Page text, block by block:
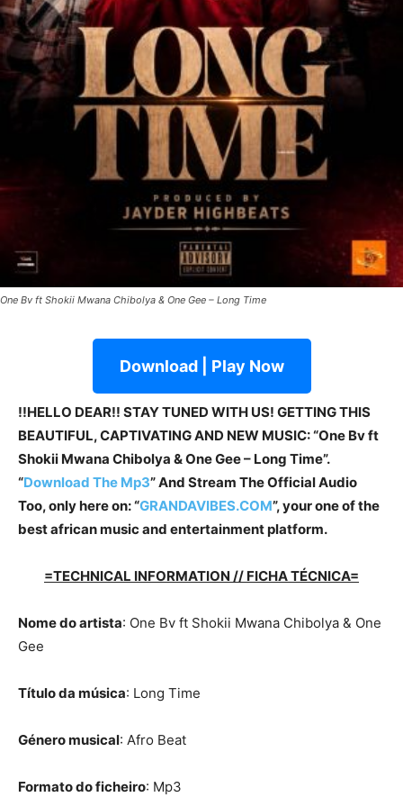
One Bv ft Shokii Mwana Chibolya & One Gee – Long Time
Download | Play Now
!!HELLO DEAR!! STAY TUNED WITH US! GETTING THIS
BEAUTIFUL, CAPTIVATING AND NEW MUSIC: “One Bv ft
Shokii Mwana Chibolya & One Gee – Long Time”.
“Download The Mp3” And Stream The Official Audio
Too, only here on: “GRANDAVIBES.COM”, your one of the
best african music and entertainment platform.
=TECHNICAL INFORMATION // FICHA TÉCNICA=
Nome do artista: One Bv ft Shokii Mwana Chibolya & One
Gee
Título da música: Long Time
Género musical: Afro Beat
Formato do ficheiro: Mp3